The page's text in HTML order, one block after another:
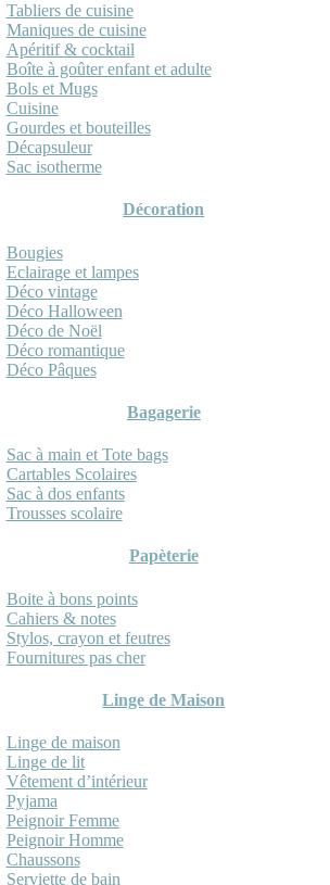
Tabliers de cuisine
Maniques de cuisine
Apéritif & cocktail
Boîte à goûter enfant et adulte
Bols et Mugs
Cuisine
Gourdes et bouteilles
Décapsuleur
Sac isotherme
Décoration
Bougies
Eclairage et lampes
Déco vintage
Déco Halloween
Déco de Noël
Déco romantique
Déco Pâques
Bagagerie
Sac à main et Tote bags
Cartables Scolaires
Sac à dos enfants
Trousses scolaire
Papèterie
Boite à bons points
Cahiers & notes
Stylos, crayon et feutres
Fournitures pas cher
Linge de Maison
Linge de maison
Linge de lit
Vêtement d’intérieur
Pyjama
Peignoir Femme
Peignoir Homme
Chaussons
Serviette de bain